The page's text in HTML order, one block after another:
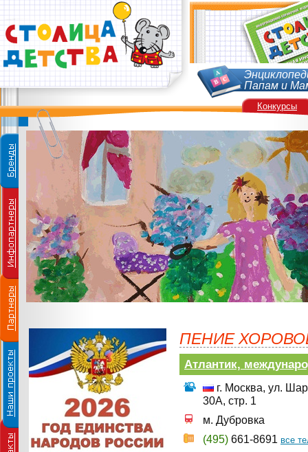
Папам и
ПЕНИЕ
Атлантик,
г. Москва, ул.
30А, стр. 1
м. Дубровка
(495) 661-8691 все
Конкурсы